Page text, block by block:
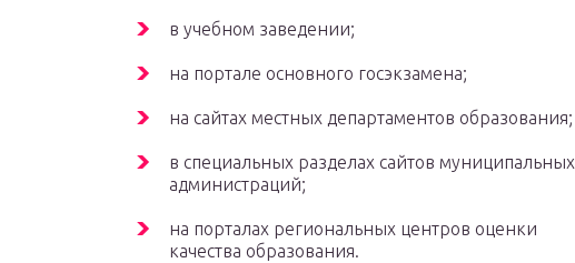
в учебном заведении;
на портале основного госэкзамена;
на сайтах местных департаментов образования;
в специальных разделах сайтов муниципальных
администраций;
на порталах региональных центров оценки
качества образования.